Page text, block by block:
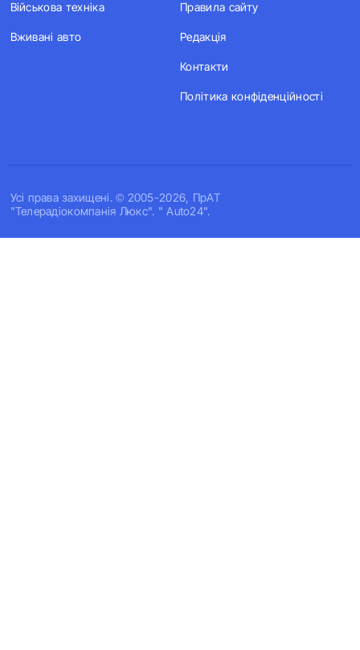
Усi права захищенi. © 2005-2026, ПрАТ
"Телерадіокомпанія Люкс". " Auto24".
Військова техніка
Вживані авто
Правила сайту
Редакція
Контакти
Політика конфіденційності